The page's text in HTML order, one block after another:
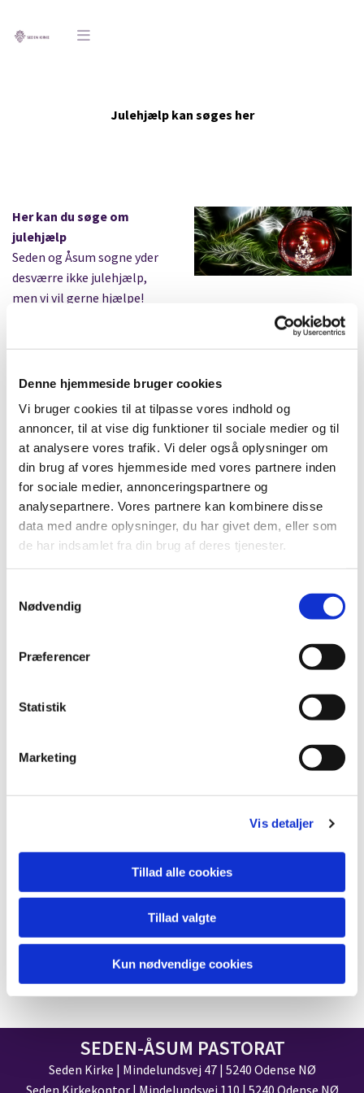
Denne hjemmeside bruger cookies
Vi bruger cookies til at tilpasse vores indhold og
annoncer, til at vise dig funktioner til sociale medier og til
at analysere vores trafik. Vi deler også oplysninger om
din brug af vores hjemmeside med vores partnere inden
for sociale medier, annonceringspartnere og
analysepartnere. Vores partnere kan kombinere disse
data med andre oplysninger, du har givet dem, eller som
de har indsamlet fra din brug af deres tjenester.
Nødvendig
Præferencer
Statistik
Marketing
Vis detaljer
Tillad alle cookies
Tillad valgte
Kun nødvendige cookies
Julehjælp kan søges her
Her kan du søge om
julehjælp
Seden og Åsum sogne yder
desværre ikke julehjælp,
men vi vil gerne hjælpe!
julehjælp.
Tryk blot på den
tekstfeltet og bliv ført
direkte til en hjemmeside,
der tilbyder julehjælp:
Menighedsplejen i DK
Mødrehjælpen
Dansk Folkehjælp
Rødekors Odense
Den Danske Frimurer Orden
Øvrig vejledning og
Lions Club
Børnenes Kontor
Odense Kommune
SEDEN-ÅSUM PASTORAT
Seden Kirke | Mindelundsvej 47 | 5240 Odense NØ
Seden Kirkekontor | Mindelundsvej 110 | 5240 Odense NØ